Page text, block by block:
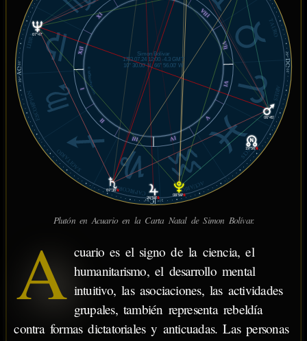
© MiSabueso.com
29°
AC
01'
29°
DC
01'
27°
IC
01'
ARIES
TAURO
LIBRA
ESCORPIÓN
SAGITARIO
CAPRICORNIO ACUARIO
PISCIS
XI
XII
I
II
III IV
V
VI
VII
VIII
06°45'
26°58'℞
07°36'℞
07°47'
08°59'℞
19°56'℞
Simon Bolívar
1783.07.24 12:00 -4.3 GMT
10° 30.00' N, 66° 56.00' W
Plutón en Acuario en la Carta Natal de Simon Bolívar.
A cuario es el signo de la ciencia, el
humanitarismo, el desarrollo mental
intuitivo, las asociaciones, las actividades
grupales, también representa rebeldía
contra formas dictatoriales y anticuadas. Las personas